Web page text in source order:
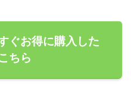
ぐお得に購入した
ちら